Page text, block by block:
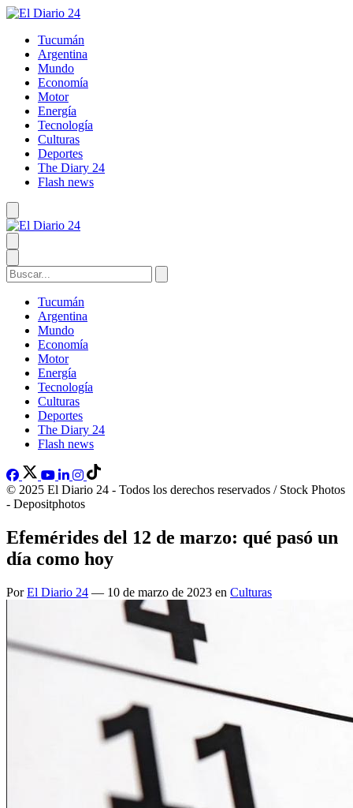
Tucumán
Argentina
Mundo
Economía
Motor
Energía
Tecnología
Culturas
Deportes
The Diary 24
Flash news
Tucumán
Argentina
Mundo
Economía
Motor
Energía
Tecnología
Culturas
Deportes
The Diary 24
Flash news
© 2025 El Diario 24 - Todos los derechos reservados / Stock Photos
- Depositphotos
Efemérides del 12 de marzo: qué pasó un
día como hoy
PorEl Diario 24 — 10 de marzo de 2023 en Culturas